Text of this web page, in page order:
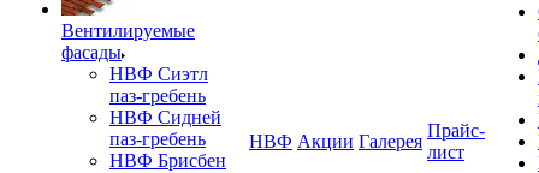
Вентилируемые
фасады
НВФ Сиэтл
паз-гребень
НВФ Сидней
паз-гребень
НВФ Брисбен
НВФ Акции Галерея
Прайс-
лист